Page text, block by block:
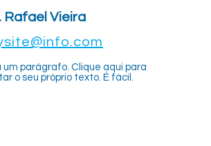
Rafael Vieira
um parágrafo. Clique aqui para
o seu próprio texto. É fácil.